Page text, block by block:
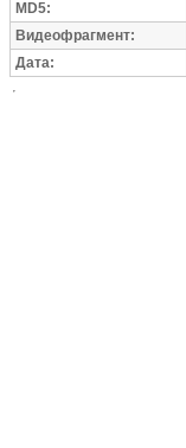
MD5:
Видеофрагмент:
Дата: